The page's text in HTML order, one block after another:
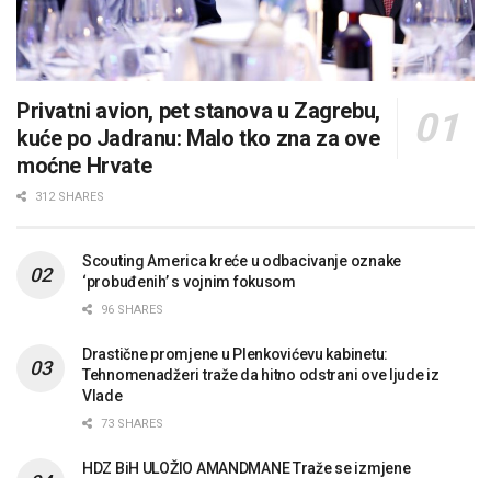
Privatni avion, pet stanova u Zagrebu,
kuće po Jadranu: Malo tko zna za ove
moćne Hrvate
312 SHARES
Scouting America kreće u odbacivanje oznake
‘probuđenih’ s vojnim fokusom
96 SHARES
Drastične promjene u Plenkovićevu kabinetu:
Tehnomenadžeri traže da hitno odstrani ove ljude iz
Vlade
73 SHARES
HDZ BiH ULOŽIO AMANDMANE Traže se izmjene